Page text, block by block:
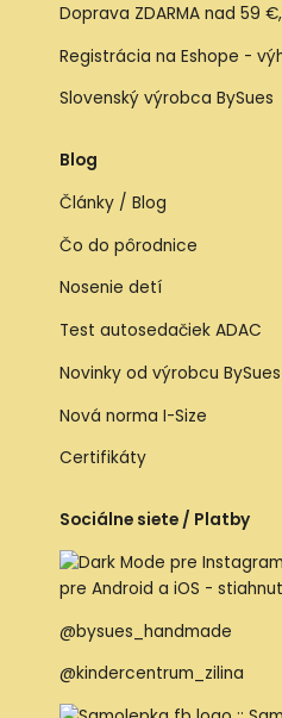
Doprava ZDARMA nad 59
Registrácia na Eshope -
Slovenský výrobca BySues
Blog
Články / Blog
Čo do pôrodnice
Nosenie detí
Test autosedačiek ADAC
Novinky od výrobcu BySues
Nová norma I-Size
Certifikáty
Sociálne siete / Platby
@bysues_handmade
@kindercentrum_zilina